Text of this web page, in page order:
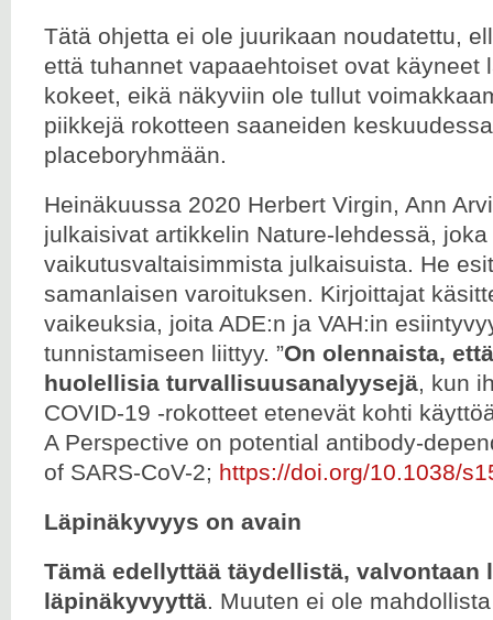
Tätä ohjetta ei ole juurikaan noudatettu,
että tuhannet vapaaehtoiset ovat käyneet
kokeet, eikä näkyviin ole tullut
piikkejä rokotteen saaneiden
placeboryhmään.
Heinäkuussa 2020 Herbert Virgin, Ann
julkaisivat artikkelin Nature-lehdessä,
vaikutusvaltaisimmista julkaisuista. He
samanlaisen varoituksen. Kirjoittajat
vaikeuksia, joita ADE:n ja VAH:in
tunnistamiseen liittyy. ”On olennaista,
huolellisia turvallisuusanalyysejä, kun
COVID-19 -rokotteet etenevät kohti
A Perspective on potential antibody-
of SARS-CoV-2; https://doi.org/10.1038/
Läpinäkyvyys on avain
Tämä edellyttää täydellistä, valvontaan
läpinäkyvyyttä. Muuten ei ole